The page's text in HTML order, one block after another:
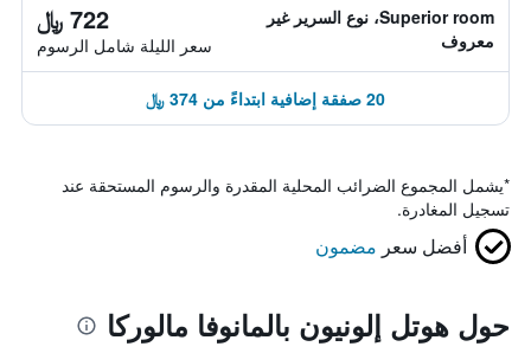
Superior room، نوع السرير غير
معروف
722 ﷼
سعر الليلة شامل الرسوم
20 صفقة إضافية ابتداءً من 374 ﷼
*يشمل المجموع الضرائب المحلية المقدرة والرسوم المستحقة عند
تسجيل المغادرة.
أفضل سعر مضمون
حول هوتل إلونيون بالمانوفا مالوركا